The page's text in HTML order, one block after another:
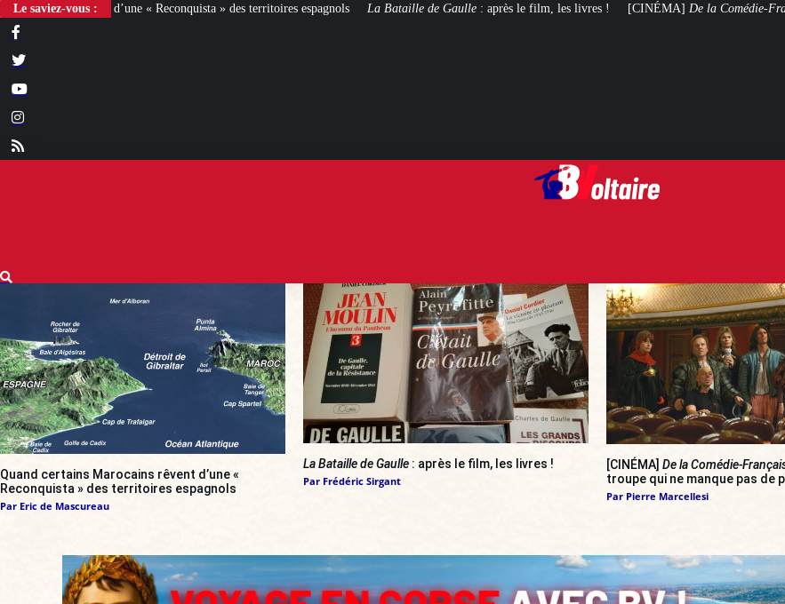
Le saviez-vous :» des territoires espagnols La Bataille de Gaulle: après le film, les livres ! [CINÉMA]De la Comédie-Française, le film de troupe qui
Quand certains Marocains rêvent d’une «
Reconquista » des territoires espagnols
Par Eric de Mascureau
La Bataille de Gaulle : après le film, les livres !
Par Frédéric Sirgant
[CINÉMA] De la Comédie-
troupe qui ne manque pas de
Par Pierre Marcellesi